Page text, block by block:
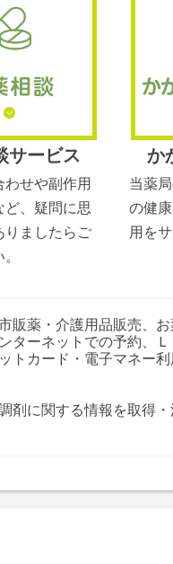
サービス
わせや副作用
ど、疑問に思
りましたらご
か
当薬
の健
用を
販薬・介護用品販売、
ターネットでの予約、
トカード・電子マネー利
剤に関する情報を取得・